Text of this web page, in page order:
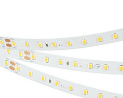
Светодиодные ленты
Торшеры
Настольные лампы